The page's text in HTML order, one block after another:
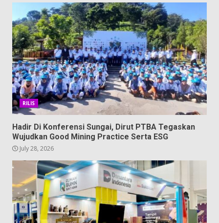
RILIS
Hadir Di Konferensi Sungai, Dirut PTBA Tegaskan
Wujudkan Good Mining Practice Serta ESG
July 28, 2026